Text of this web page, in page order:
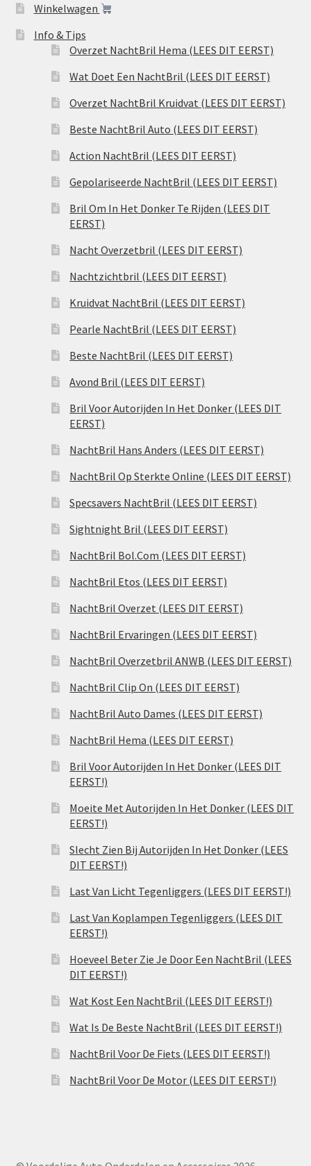
Winkelwagen
Info & Tips
Overzet NachtBril Hema (LEES DIT EERST)
Wat Doet Een NachtBril (LEES DIT EERST)
Overzet NachtBril Kruidvat (LEES DIT EERST)
Beste NachtBril Auto (LEES DIT EERST)
Action NachtBril (LEES DIT EERST)
Gepolariseerde NachtBril (LEES DIT EERST)
Bril Om In Het Donker Te Rijden (LEES DIT
EERST)
Nacht Overzetbril (LEES DIT EERST)
Nachtzichtbril (LEES DIT EERST)
Kruidvat NachtBril (LEES DIT EERST)
Pearle NachtBril (LEES DIT EERST)
Beste NachtBril (LEES DIT EERST)
Avond Bril (LEES DIT EERST)
Bril Voor Autorijden In Het Donker (LEES DIT
EERST)
NachtBril Hans Anders (LEES DIT EERST)
NachtBril Op Sterkte Online (LEES DIT EERST)
Specsavers NachtBril (LEES DIT EERST)
Sightnight Bril (LEES DIT EERST)
NachtBril Bol.Com (LEES DIT EERST)
NachtBril Etos (LEES DIT EERST)
NachtBril Overzet (LEES DIT EERST)
NachtBril Ervaringen (LEES DIT EERST)
NachtBril Overzetbril ANWB (LEES DIT EERST)
NachtBril Clip On (LEES DIT EERST)
NachtBril Auto Dames (LEES DIT EERST)
NachtBril Hema (LEES DIT EERST)
Bril Voor Autorijden In Het Donker (LEES DIT
EERST!)
Moeite Met Autorijden In Het Donker (LEES DIT
EERST!)
Slecht Zien Bij Autorijden In Het Donker (LEES
DIT EERST!)
Last Van Licht Tegenliggers (LEES DIT EERST!)
Last Van Koplampen Tegenliggers (LEES DIT
EERST!)
Hoeveel Beter Zie Je Door Een NachtBril (LEES
DIT EERST!)
Wat Kost Een NachtBril (LEES DIT EERST!)
Wat Is De Beste NachtBril (LEES DIT EERST!)
NachtBril Voor De Fiets (LEES DIT EERST!)
NachtBril Voor De Motor (LEES DIT EERST!)